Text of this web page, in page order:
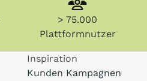
> 75.000
Plattformnutzer
Inspiration
Kunden Kampagnen